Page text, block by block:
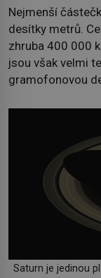
Nejmenší
desítky metrů.
zhruba 400 000
jsou však velmi
gramofonovou
Saturn je jedinou